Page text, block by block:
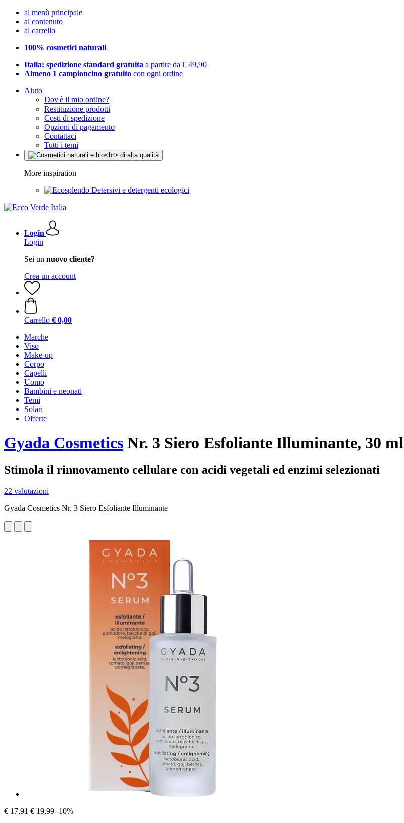
al menù principale
al contenuto
al carrello
100% cosmetici naturali
Italia: spedizione standard gratuita a partire da € 49,90
Almeno 1 campioncino gratuito con ogni ordine
Aiuto
Dov'è il mio ordine?
Restituzione prodotti
Costi di spedizione
Opzioni di pagamento
Contattaci
Tutti i temi
More inspiration
Detersivi e detergenti ecologici
Login
Login
Sei un nuovo cliente?
Crea un account
Carrello € 0,00
Marche
Viso
Make-up
Corpo
Capelli
Uomo
Bambini e neonati
Temi
Solari
Offerte
Gyada Cosmetics Nr. 3 Siero Esfoliante Illuminante, 30 ml
Stimola il rinnovamento cellulare con acidi vegetali ed enzimi selezionati
22 valutazioni
Gyada Cosmetics Nr. 3 Siero Esfoliante Illuminante
€ 17,91 € 19,99 -10%